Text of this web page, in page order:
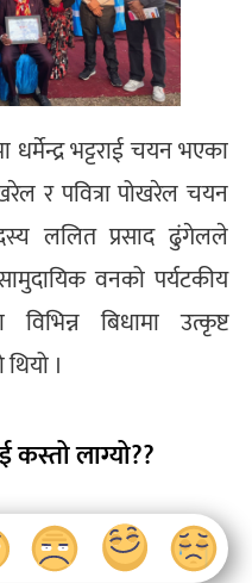
भट्टराई चयन भएका
र पवित्रा पोखरेल चयन
ललित प्रसाद ढुंगेलले
वनको पर्यटकीय
विभिन्न बिधामा उत्कृष्ट
।
कस्तो लाग्यो??